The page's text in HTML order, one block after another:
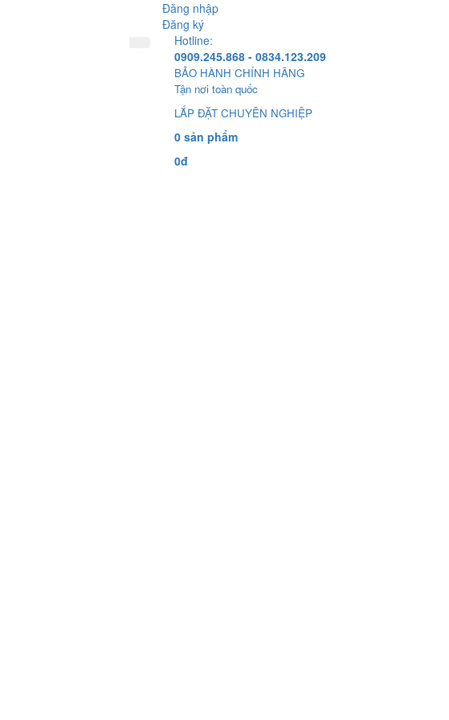
Đăng nhập
Đăng ký
Hotline:
0909.245.868 - 0834.123.209
BẢO HÀNH CHÍNH HÃNG
Tận nơi toàn quốc
LẮP ĐẶT CHUYÊN NGHIỆP
0 sản phẩm
0đ